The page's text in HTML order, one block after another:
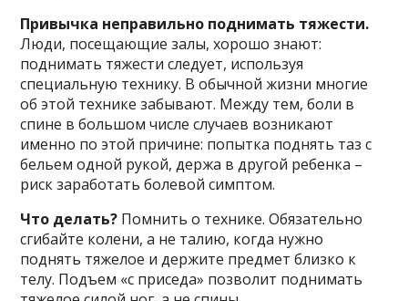
Привычка неправильно поднимать тяжести.
Люди, посещающие залы, хорошо знают:
поднимать тяжести следует, используя
специальную технику. В обычной жизни многие
об этой технике забывают. Между тем, боли в
спине в большом числе случаев возникают
именно по этой причине: попытка поднять таз с
бельем одной рукой, держа в другой ребенка –
риск заработать болевой симптом.
Что делать? Помнить о технике. Обязательно
сгибайте колени, а не талию, когда нужно
поднять тяжелое и держите предмет близко к
телу. Подъем «с приседа» позволит поднимать